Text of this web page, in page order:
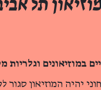
תל
במוזיאונים וגלריות
יהיה המוזיאון סגור